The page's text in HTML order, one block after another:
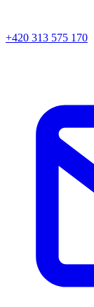
+420 313 575 170